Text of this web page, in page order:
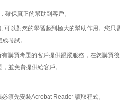
確保真正的幫助到客戶。
以對您的學習起到極大的幫助作用。您只
考試。
購買考題的客戶提供跟蹤服務，在您購買
並免費提供給客戶。
須先安裝Acrobat Reader 讀取程式。